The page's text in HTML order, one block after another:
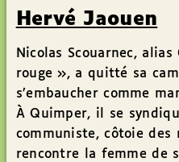
Hervé Jaouen
Nicolas Scouarnec, alias
rouge », a quitté sa
s’embaucher comme
À Quimper, il se
communiste, côtoie
rencontre la femme de